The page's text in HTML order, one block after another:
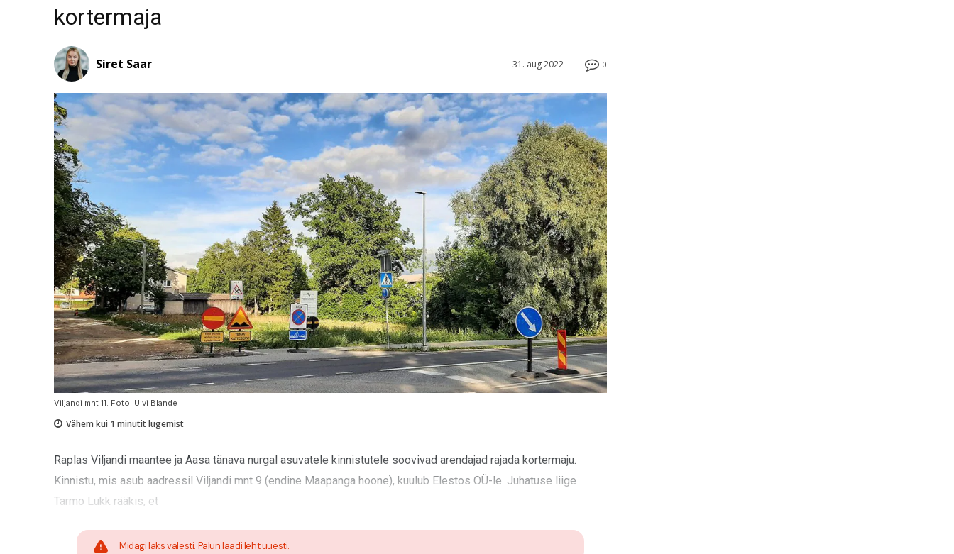
kortermaja
0
31. aug 2022
Siret Saar
Viljandi mnt 11. Foto: Ulvi Blande
Vähem kui 1 minutit lugemist
Raplas Viljandi maantee ja Aasa tänava nurgal asuvatele kinnistutele soovivad arendajad rajada kortermaju.
Kinnistu, mis asub aadressil Viljandi mnt 9 (endine Maapanga hoone), kuulub Elestos OÜ-le. Juhatuse liige
Tarmo Lukk rääkis, et
Midagi läks valesti. Palun laadi leht uuesti.